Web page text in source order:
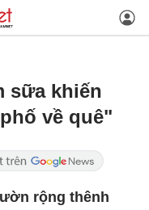
sữa khiến
về quê"
rộng thênh